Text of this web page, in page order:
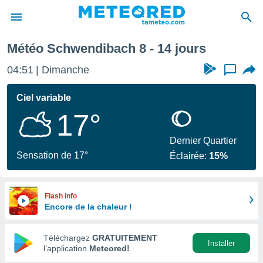
de
en
Météo Schwendibach 8 - 14 jours
04:51 Dimanche ...
Ciel variable
17°
Sensation de 17°
Dernier Quartier
Éclairée: 15%
Flash info
Encore de la chaleur !
Téléchargez GRATUITEMENT
l’application Meteored!
Installer